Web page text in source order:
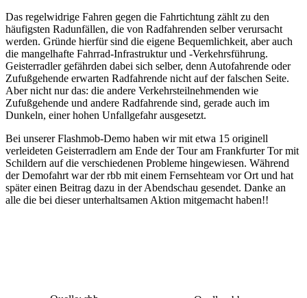
Das regelwidrige Fahren gegen die Fahrtichtung zählt zu den
häufigsten Radunfällen, die von Radfahrenden selber verursacht
werden. Gründe hierfür sind die eigene Bequemlichkeit, aber auch
die mangelhafte Fahrrad-Infrastruktur und -Verkehrsführung.
Geisterradler gefährden dabei sich selber, denn Autofahrende oder
Zufußgehende erwarten Radfahrende nicht auf der falschen Seite.
Aber nicht nur das: die andere Verkehrsteilnehmenden wie
Zufußgehende und andere Radfahrende sind, gerade auch im
Dunkeln, einer hohen Unfallgefahr ausgesetzt.
Bei unserer Flashmob-Demo haben wir mit etwa 15 originell
verleideten Geisterradlern am Ende der Tour am Frankfurter Tor mit
Schildern auf die verschiedenen Probleme hingewiesen. Während
der Demofahrt war der rbb mit einem Fernsehteam vor Ort und hat
später einen Beitrag dazu in der Abendschau gesendet. Danke an
alle die bei dieser unterhaltsamen Aktion mitgemacht haben!!